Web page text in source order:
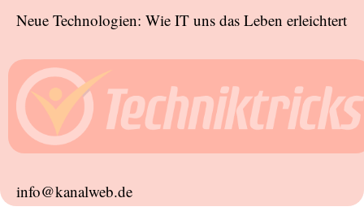
Neue Technologien: Wie IT uns das Leben erleichtert
info@kanalweb.de